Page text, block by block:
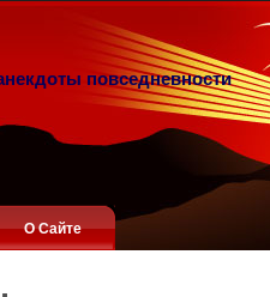
повседневности
О Сайте